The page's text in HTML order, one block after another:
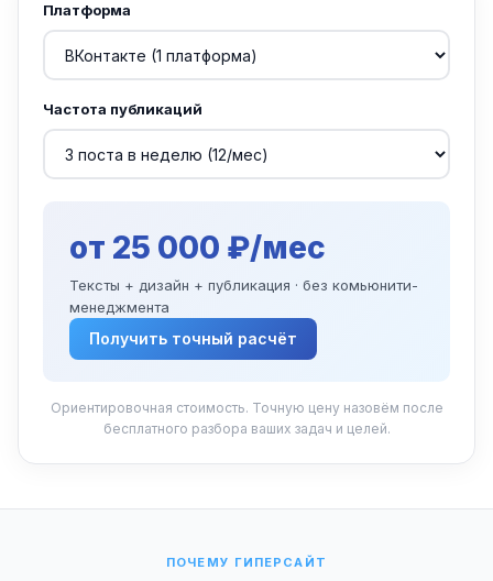
Платформа
Частота публикаций
от 25 000 ₽/мес
Тексты + дизайн + публикация · без комьюнити-
менеджмента
Получить точный расчёт
Ориентировочная стоимость. Точную цену назовём после
бесплатного разбора ваших задач и целей.
ПОЧЕМУ ГИПЕРСАЙТ